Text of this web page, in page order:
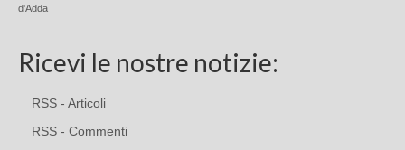
d'Adda
Ricevi le nostre notizie:
RSS - Articoli
RSS - Commenti